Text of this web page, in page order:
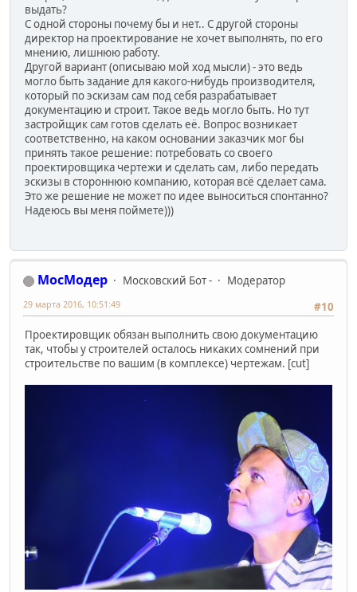
выдать?
С одной стороны почему бы и нет.. С другой стороны
директор на проектирование не хочет выполнять, по его
мнению, лишнюю работу.
Другой вариант (описываю мой ход мысли) - это ведь
могло быть задание для какого-нибудь производителя,
который по эскизам сам под себя разрабатывает
документацию и строит. Такое ведь могло быть. Но тут
застройщик сам готов сделать её. Вопрос возникает
соответственно, на каком основании заказчик мог бы
принять такое решение: потребовать со своего
проектировщика чертежи и сделать сам, либо передать
эскизы в стороннюю компанию, которая всё сделает сама.
Это же решение не может по идее выноситься спонтанно?
Надеюсь вы меня поймете)))
МосМодер Московский Бот -
Модератор
#10
29 марта 2016, 10:51:49
Проектировщик обязан выполнить свою документацию
так, чтобы у строителей осталось никаких сомнений при
строительстве по вашим (в комплексе) чертежам. [cut]